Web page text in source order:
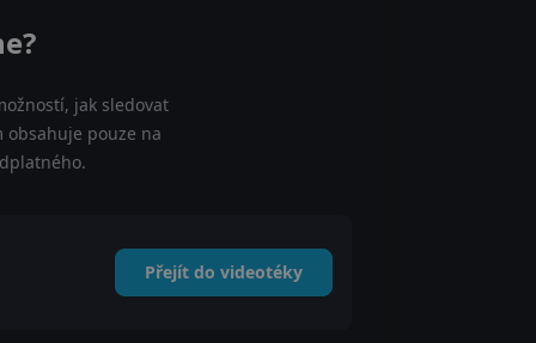
jak sledovat
obsahuje pouze na
Přejít do videotéky